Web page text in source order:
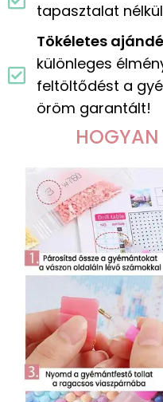
tapasztalat
Tökéletes
különleges
feltöltődést a
öröm garantált!